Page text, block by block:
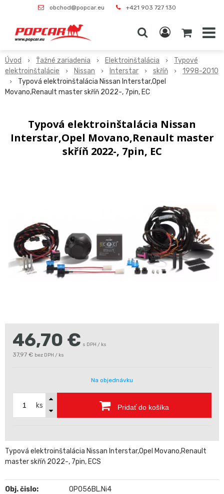
obchod@popcar.eu +421 903 727 130
Úvod Ťažné zariadenia Elektroinštalácia
Typové
elektroinštalácie
Nissan Interstar skříň
1998-2010
Typová elektroinštalácia Nissan Interstar,Opel
Movano,Renault master skříň 2022-, 7pin, EC
Typová elektroinštalácia Nissan
Interstar,Opel Movano,Renault master
skříň 2022-, 7pin, EC
46,70 € s DPH / ks
37,97 € bez DPH / ks
Na objednávku
ks Pridať do košíka
Typová elektroinštalácia Nissan Interstar,Opel Movano,Renault
master skříň 2022-, 7pin, ECS
Obj. čislo: OP056BL.Ni4